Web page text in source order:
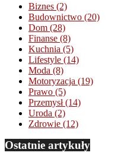
Biznes (2)
Budownictwo (20)
Dom (28)
Finanse (8)
Kuchnia (5)
Lifestyle (14)
Moda (8)
Motoryzacja (19)
Prawo (5)
Przemysł(14)
Uroda (2)
Zdrowie (12)
Ostatnie artykuły